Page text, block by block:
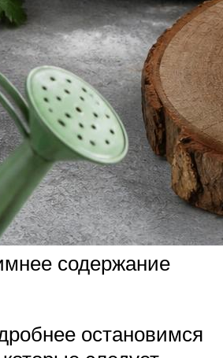
содержание
остановимся